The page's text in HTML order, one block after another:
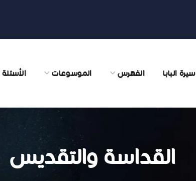
سيرة البابا الفهرس الموسوعات الأسئلة
القداسة والتقديس